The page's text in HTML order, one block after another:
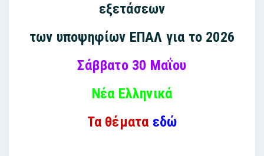
εξετάσεων
των υποψηφίων ΕΠΑΛ για το 2026
Σάββατο 30 Μαΐου
Νέα Ελληνικά
Τα θέματα εδώ